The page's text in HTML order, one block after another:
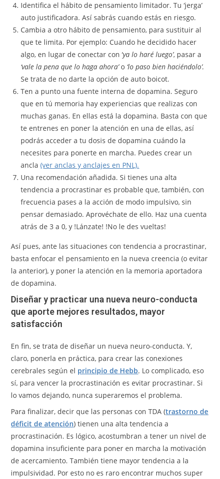
Identifica el hábito de pensamiento limitador. Tu ‘jerga’
auto justificadora. Así sabrás cuando estás en riesgo.
Cambia a otro hábito de pensamiento, para sustituir al
que te limita. Por ejemplo: Cuando he decidido hacer
algo, en lugar de conectar con ‘ya lo haré luego’, pasar a
‘vale la pena que lo haga ahora’o ‘lo paso bien haciéndolo’.
Se trata de no darte la opción de auto boicot.
Ten a punto una fuente interna de dopamina. Seguro
que en tú memoria hay experiencias que realizas con
muchas ganas. En ellas está la dopamina. Basta con que
te entrenes en poner la atención en una de ellas, así
podrás acceder a tu dosis de dopamina cuándo la
necesites para ponerte en marcha. Puedes crear un
ancla(ver anclas y anclajes en PNL).
Una recomendación añadida. Si tienes una alta
tendencia a procrastinar es probable que, también, con
frecuencia pases a la acción de modo impulsivo, sin
pensar demasiado. Aprovéchate de ello. Haz una cuenta
atrás de 3 a 0, y !Lánzate! !No le des vueltas!
Así pues, ante las situaciones con tendencia a procrastinar,
basta enfocar el pensamiento en la nueva creencia (o evitar
la anterior), y poner la atención en la memoria aportadora
de dopamina.
Diseñar y practicar una nueva neuro-conducta
que aporte mejores resultados, mayor
satisfacción
En fin, se trata de diseñar un nueva neuro-conducta. Y,
claro, ponerla en práctica, para crear las conexiones
cerebrales según el principio de Hebb. Lo complicado, eso
sí, para vencer la procrastinación es evitar procrastinar. Si
lo vamos dejando, nunca superaremos el problema.
Para finalizar, decir que las personas con TDA (trastorno de
déficit de atención) tienen una alta tendencia a
procrastinación. Es lógico, acostumbran a tener un nivel de
dopamina insuficiente para poner en marcha la motivación
de acercamiento. También tiene mayor tendencia a la
impulsividad. Por esto no es raro encontrar muchos super